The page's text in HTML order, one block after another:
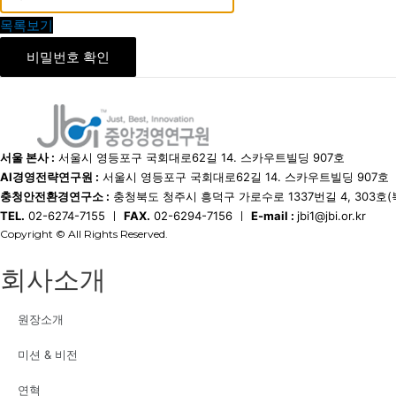
목록보기
비밀번호 확인
서울 본사 : 서울시 영등포구 국회대로62길 14. 스카우트빌딩 907호
AI경영전략연구원 : 서울시 영등포구 국회대로62길 14. 스카우트빌딩 907호
충청안전환경연구소 : 충청북도 청주시 흥덕구 가로수로 1337번길 4, 303호(
TEL. 02-6274-7155 ㅣ FAX. 02-6294-7156 ㅣ E-mail : jbi1@jbi.or.kr
Copyright © All Rights Reserved.
회사소개
원장소개
미션 & 비전
연혁